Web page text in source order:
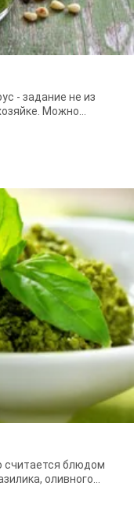
- задание не из
Можно
считается блюдом
оливного